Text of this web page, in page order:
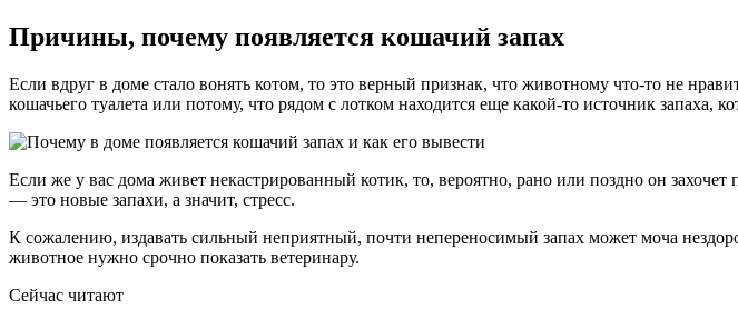
Причины, почему появляется кошачий запах
Если вдруг в доме стало вонять котом, то это верный признак, что животному что-то не
кошачьего туалета или потому, что рядом с лотком находится еще какой-то источник запаха,
Если же у вас дома живет некастрированный котик, то, вероятно, рано или поздно он
— это новые запахи, а значит, стресс.
К сожалению, издавать сильный неприятный, почти непереносимый запах может моча
животное нужно срочно показать ветеринару.
Сейчас читают